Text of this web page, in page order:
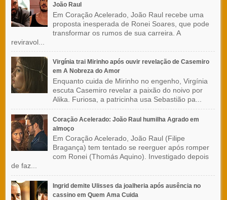
João Raul
Em Coração Acelerado, João Raul recebe uma
proposta inesperada de Ronei Soares, que pode
transformar os rumos de sua carreira. A
reviravol...
Virgínia trai Mirinho após ouvir revelação de Casemiro
em A Nobreza do Amor
Enquanto cuida de Mirinho no engenho, Virgínia
escuta Casemiro revelar a paixão do noivo por
Alika. Furiosa, a patricinha usa Sebastião pa...
Coração Acelerado: João Raul humilha Agrado em
almoço
Em Coração Acelerado, João Raul (Filipe
Bragança) tem tentado se reerguer após romper
com Ronei (Thomás Aquino). Investigado depois
de faz...
Ingrid demite Ulisses da joalheria após ausência no
cassino em Quem Ama Cuida